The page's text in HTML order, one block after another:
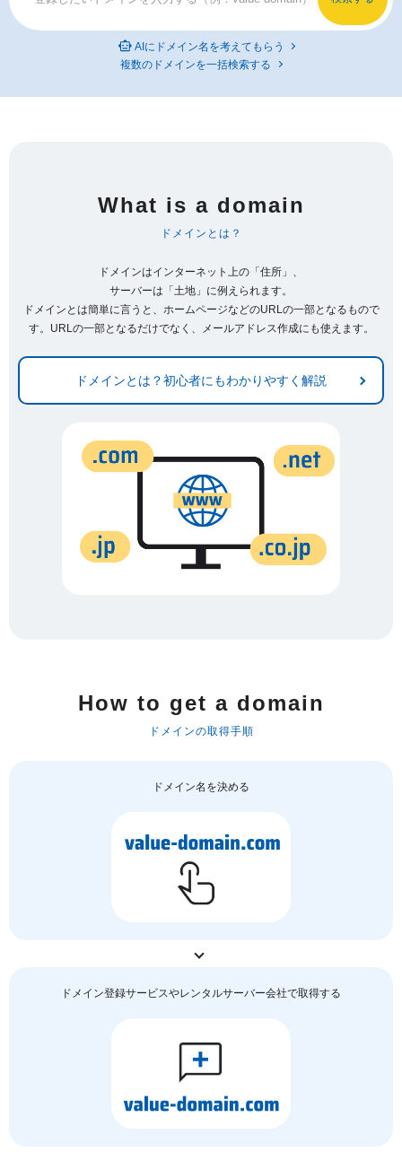
AIにドメイン名を考えてもらう
複数のドメインを一括検索する
What is a domain
ドメインとは？
ドメインはインターネット上の「住所」、
サーバーは「土地」に例えられます。
ドメインとは簡単に言うと、ホームページなどのURLの一部となるもので
す。URLの一部となるだけでなく、メールアドレス作成にも使えます。
ドメインとは？初心者にもわかりやすく解説
How to get a domain
ドメインの取得手順
ドメイン名を決める
ドメイン登録サービスやレンタルサーバー会社で取得する